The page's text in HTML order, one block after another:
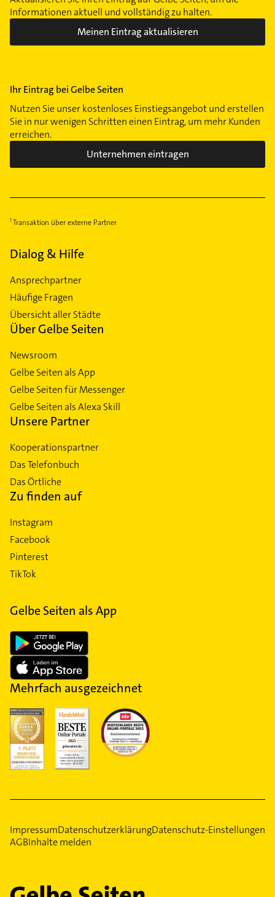
Informationen aktuell und vollständig zu halten.
Meinen Eintrag aktualisieren
Ihr Eintrag bei Gelbe Seiten
Nutzen Sie unser kostenloses Einstiegsangebot und erstellen
Sie in nur wenigen Schritten einen Eintrag, um mehr Kunden
erreichen.
Unternehmen eintragen
Transaktion über externe Partner
Dialog & Hilfe
Ansprechpartner
Häufige Fragen
Übersicht aller Städte
Über Gelbe Seiten
Newsroom
Gelbe Seiten als App
Gelbe Seiten für Messenger
Gelbe Seiten als Alexa Skill
Unsere Partner
Kooperationspartner
Das Telefonbuch
Das Örtliche
Zu finden auf
Instagram
Facebook
Pinterest
TikTok
Gelbe Seiten als App
Mehrfach ausgezeichnet
ImpressumDatenschutzerklärungDatenschutz-Einstellungen
AGBInhalte melden